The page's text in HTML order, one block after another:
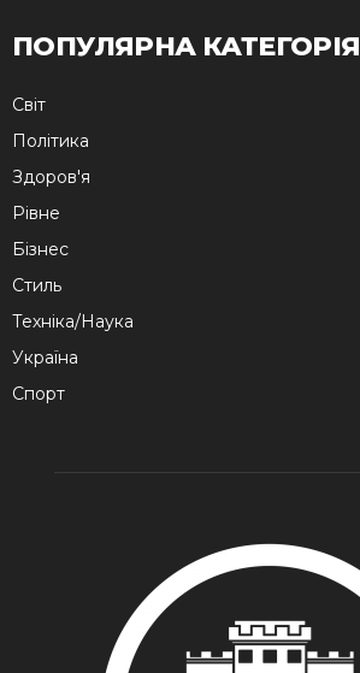
ПОПУЛЯРНА КАТЕГОРІЯ
Cвіт
Політика
Здоров'я
Рівне
Бізнес
Стиль
Техніка/Наука
Україна
Спорт